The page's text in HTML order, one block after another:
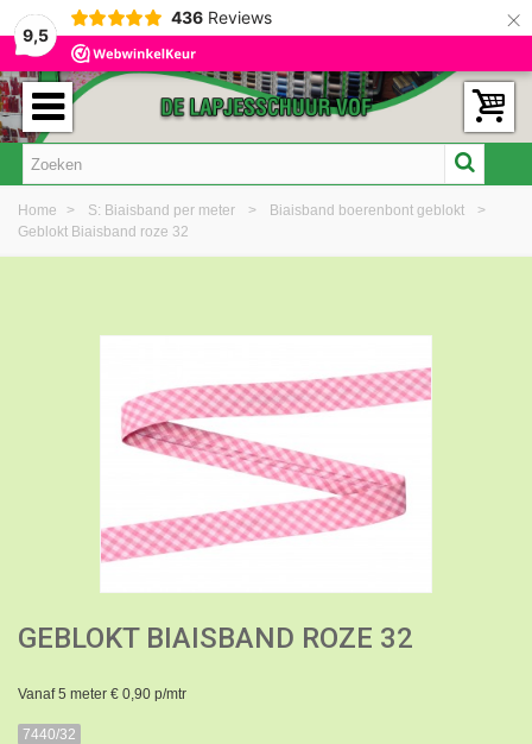
9,5
436 Reviews ×
Home > S: Biaisband per meter > Biaisband boerenbont geblokt
>
Geblokt Biaisband roze 32
GEBLOKT BIAISBAND ROZE 32
Vanaf 5 meter € 0,90 p/mtr
7440/32